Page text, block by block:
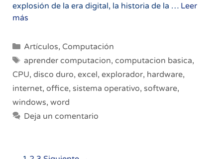
explosión de la era digital, la historia de la … Leer
más
Un
a
Través
de
la
Tecnología
Categorías
Artículos, Computación
Etiquetas
aprender computacion, computacion basica,
CPU, disco duro, excel, explorador, hardware,
internet, office, sistema operativo, software,
windows, word
Deja un comentario